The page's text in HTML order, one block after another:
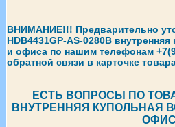
ВНИМАНИЕ!!! Предварительно
HDB4431GP-AS-0280B
и офиса по нашим телефонам
обратной связи в карточке
ЕСТЬ ВОПРОСЫ ПО
ВНУТРЕННЯЯ КУПОЛЬНАЯ